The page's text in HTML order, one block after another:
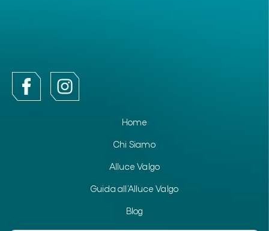
Home
Chi Siamo
Alluce Valgo
Guida all’Alluce Valgo
Blog